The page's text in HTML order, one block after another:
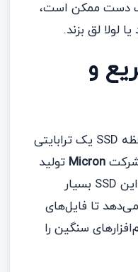
دست ممکن است،
لولا لق بزند.
و
ایسوس در این مدل از یک حافظه SSD یک ترابایتی
شرکتMicron تولید
شده. سرعت خواندن و نوشتن این SSD بسیار
تا فایل‌های
سنگین را